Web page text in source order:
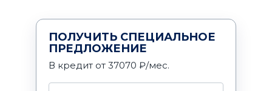
ПОЛУЧИТЬ СПЕЦИАЛЬНОЕ
ПРЕДЛОЖЕНИЕ
В кредит от 37070 ₽/мес.